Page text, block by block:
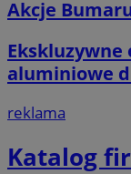
Akcje
Ekskluzywne
aluminiowe
reklama
Katalog